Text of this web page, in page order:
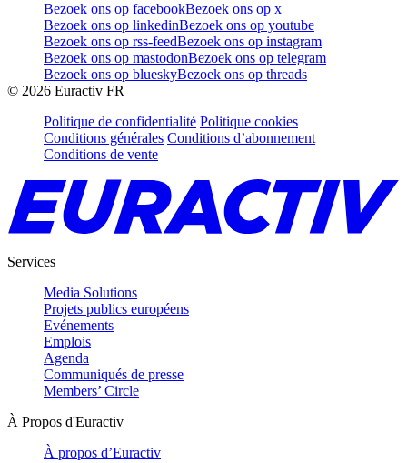
Bezoek ons op facebookBezoek ons op x
Bezoek ons op linkedinBezoek ons op youtube
Bezoek ons op rss-feedBezoek ons op instagram
Bezoek ons op mastodonBezoek ons op telegram
Bezoek ons op blueskyBezoek ons op threads
© 2026 Euractiv FR
Politique de confidentialité Politique cookies
Conditions générales Conditions d’abonnement
Conditions de vente
Services
Media Solutions
Projets publics européens
Evénements
Emplois
Agenda
Communiqués de presse
Members’ Circle
À Propos d'Euractiv
À propos d’Euractiv